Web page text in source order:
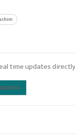
time updates